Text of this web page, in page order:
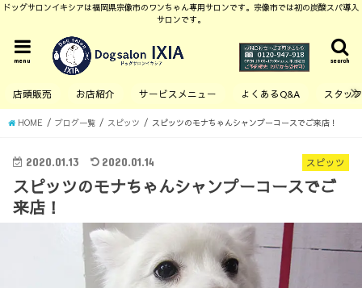
ドッグサロンイキシアは福岡県宗像市のワンちゃん専用サロンです。宗像市では初の炭酸スパ導入
サロンです。
search
menu
店頭販売 お店紹介 サービスメニュー よくあるQ&A スタッ
HOME ブログ一覧 スピッツ スピッツのモナちゃんシャンプーコースでご来店！
スピッツ
2020.01.13 2020.01.14
スピッツのモナちゃんシャンプーコースでご
来店！